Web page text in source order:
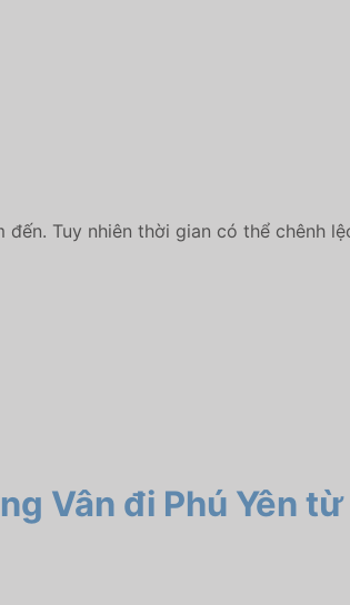
Tuy nhiên thời gian có thể chênh
Vân đi Phú Yên từ